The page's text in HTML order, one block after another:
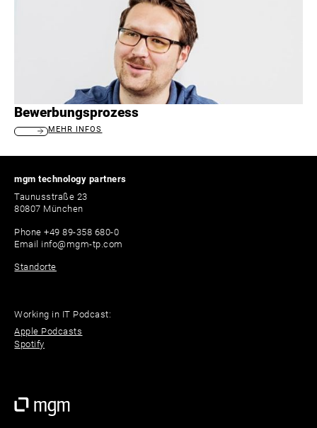
Bewerbungsprozess
MEHR INFOS
mgm technology partners
Taunusstraße 23
80807 München
Phone+49 89-358 680-0
Email info@mgm-tp.com
Standorte
Working in IT Podcast:
Apple Podcasts
Spotify